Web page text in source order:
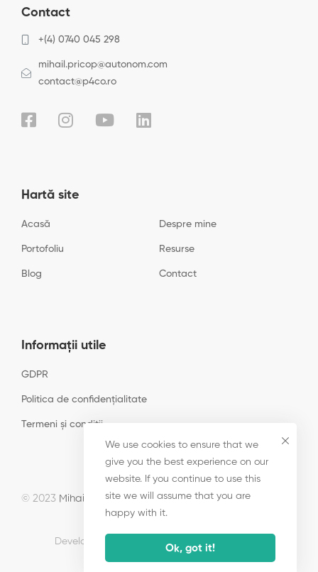
Contact
+(4) 0740 045 298
mihail.pricop@autonom.com
contact@p4co.ro
Hartă site
Acasă Despre mine
Portofoliu Resurse
Blog Contact
Informații utile
GDPR
Politica de confidențialitate
Termeni și condiții
© 2023 Mihail Pricop • P4Co. Toate drepturile rezervate.
Developed by Advertise.ro · optimized by
We use cookies to ensure that we
give you the best experience on our
website. If you continue to use this
site we will assume that you are
happy with it.
Ok, got it!